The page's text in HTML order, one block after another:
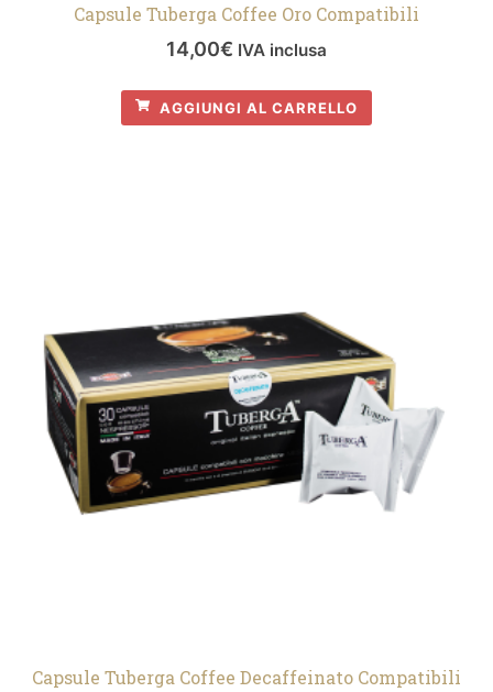
Capsule Tuberga Coffee Oro Compatibili
14,00€ IVA inclusa
AGGIUNGI AL CARRELLO
Capsule Tuberga Coffee Decaffeinato Compatibili